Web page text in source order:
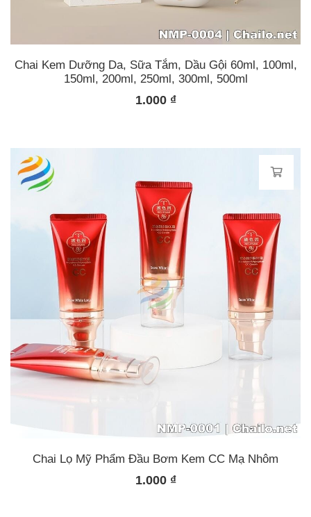
Chai Kem Dưỡng Da, Sữa Tắm, Dầu Gội 60ml, 100ml,
150ml, 200ml, 250ml, 300ml, 500ml
1.000 ₫
Chai Lọ Mỹ Phẩm Đầu Bơm Kem CC Mạ Nhôm
1.000 ₫